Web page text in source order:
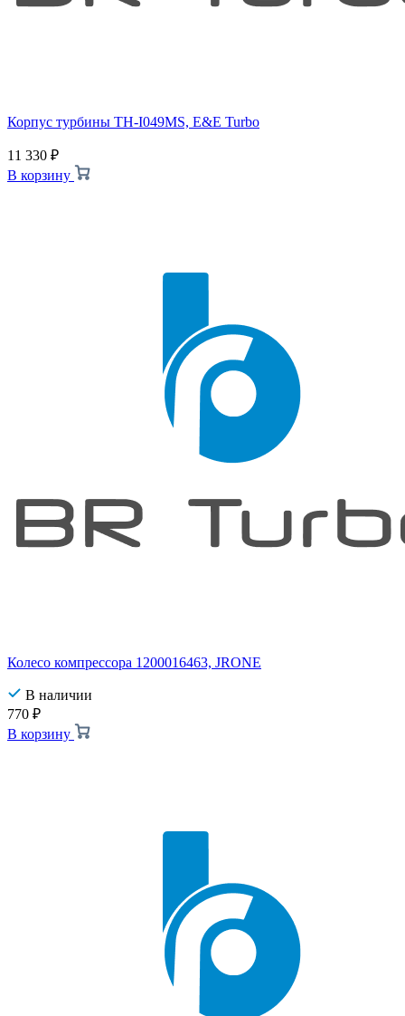
Корпус турбины TH-I049MS, E&E Turbo
11 330 ₽
В корзину
Колесо компрессора 1200016463, JRONE
В наличии
770 ₽
В корзину